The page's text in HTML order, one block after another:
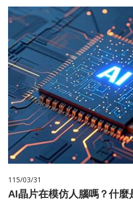
115/03/31
AI晶片在模仿人腦嗎？什麼